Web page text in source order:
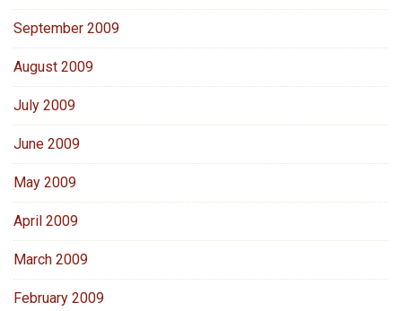
September 2009
August 2009
July 2009
June 2009
May 2009
April 2009
March 2009
February 2009